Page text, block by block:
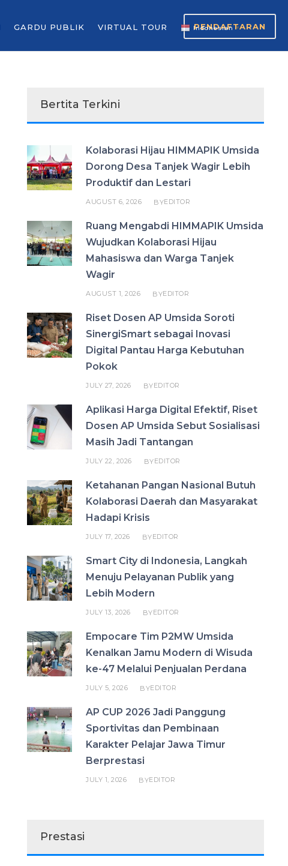
GARDU PUBLIK VIRTUAL TOUR Indonesian ▼
PENDAFTARAN
Bertita Terkini
Kolaborasi Hijau HIMMAPIK Umsida
Dorong Desa Tanjek Wagir Lebih
Produktif dan Lestari
AUGUST 6, 2026 BYEDITOR
Ruang Mengabdi HIMMAPIK Umsida
Wujudkan Kolaborasi Hijau
Mahasiswa dan Warga Tanjek
Wagir
AUGUST 1, 2026 BYEDITOR
Riset Dosen AP Umsida Soroti
SinergiSmart sebagai Inovasi
Digital Pantau Harga Kebutuhan
Pokok
JULY 27, 2026 BYEDITOR
Aplikasi Harga Digital Efektif, Riset
Dosen AP Umsida Sebut Sosialisasi
Masih Jadi Tantangan
JULY 22, 2026 BYEDITOR
Ketahanan Pangan Nasional Butuh
Kolaborasi Daerah dan Masyarakat
Hadapi Krisis
JULY 17, 2026 BYEDITOR
Smart City di Indonesia, Langkah
Menuju Pelayanan Publik yang
Lebih Modern
JULY 13, 2026 BYEDITOR
Empocare Tim P2MW Umsida
Kenalkan Jamu Modern di Wisuda
ke-47 Melalui Penjualan Perdana
JULY 5, 2026 BYEDITOR
AP CUP 2026 Jadi Panggung
Sportivitas dan Pembinaan
Karakter Pelajar Jawa Timur
Berprestasi
JULY 1, 2026 BYEDITOR
Prestasi